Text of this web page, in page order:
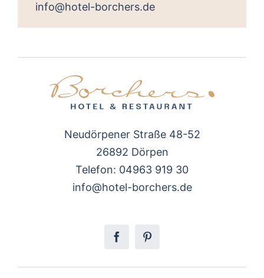
info@hotel-borchers.de
Neudörpener Straße 48-52
26892 Dörpen
Telefon: 04963 919 30
info@hotel-borchers.de